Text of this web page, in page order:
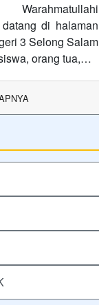
di halaman
3 Selong Salam
orang tua,…